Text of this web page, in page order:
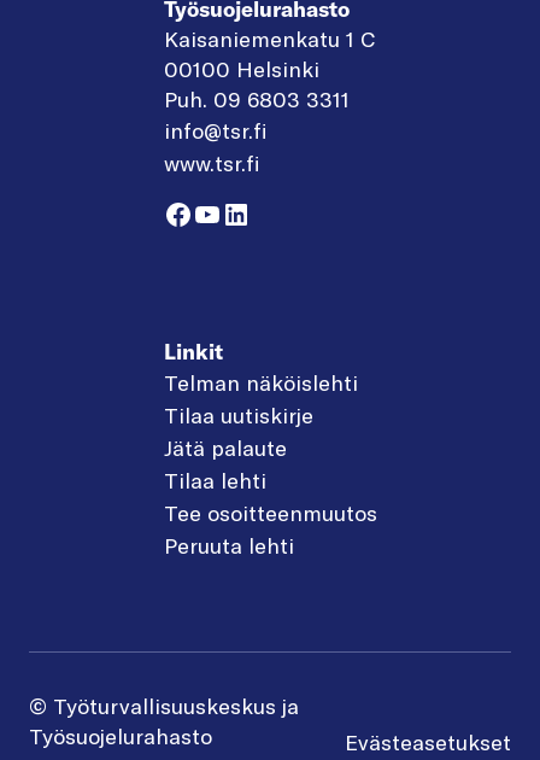
Työsuojelurahasto
Kaisaniemenkatu 1 C
00100 Helsinki
Puh. 09 6803 3311
info@tsr.fi
www.tsr.fi
Facebook
YouTube
LinkedIn
Linkit
Telman näköislehti
Tilaa uutiskirje
Jätä palaute
Tilaa lehti
Tee osoitteenmuutos
Peruuta lehti
© Työturvallisuuskeskus ja
Työsuojelurahasto
Evästeasetukset